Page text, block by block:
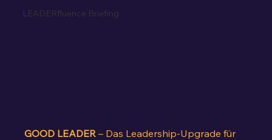
LEADERfluence Briefing
GOOD LEADER – Das Leadership-Upgrade für